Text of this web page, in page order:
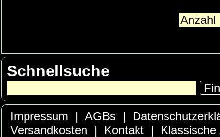
Schnellsuche
Impressum | AGBs |
Versandkosten
| Kontakt |